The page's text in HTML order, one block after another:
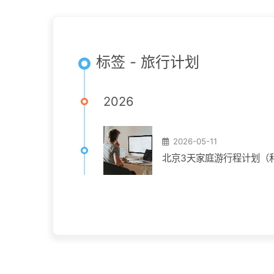
标签 - 旅行计划
2026
2026-05-11
北京3天家庭游行程计划（